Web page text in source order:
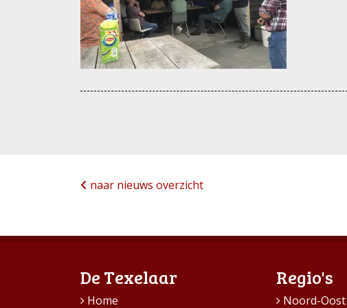
naar nieuws overzicht
De Texelaar
Home
Regio's
Noord-Oost